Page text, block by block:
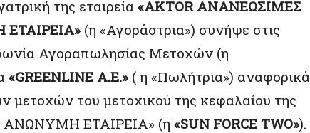
της εταιρεία «AKTOR ΑΝΑΝΕΩΣΙΜΕΣ
(η «Αγοράστρια») συνήψε στις
Αγοραπωλησίας Μετοχών (η
«GREENLINE A.E.» ( η «Πωλήτρια») αναφορικά
μετοχών του μετοχικού της κεφαλαίου της
ΑΝΩΝΥΜΗ ΕΤΑΙΡΕΙΑ» (η «SUN FORCE TWO»).